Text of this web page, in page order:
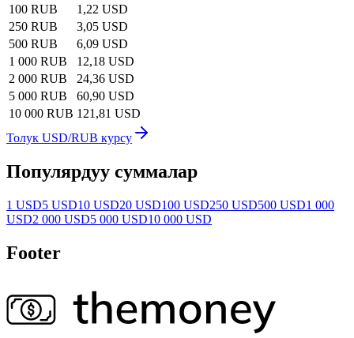
100 RUB
1,22 USD
250 RUB
3,05 USD
500 RUB
6,09 USD
1 000 RUB
12,18 USD
2 000 RUB
24,36 USD
5 000 RUB
60,90 USD
10 000 RUB 121,81 USD
Толук USD/RUB курсу
Популярдуу суммалар
1 USD5 USD10 USD20 USD100 USD250 USD500 USD1 000
USD2 000 USD5 000 USD10 000 USD
Footer